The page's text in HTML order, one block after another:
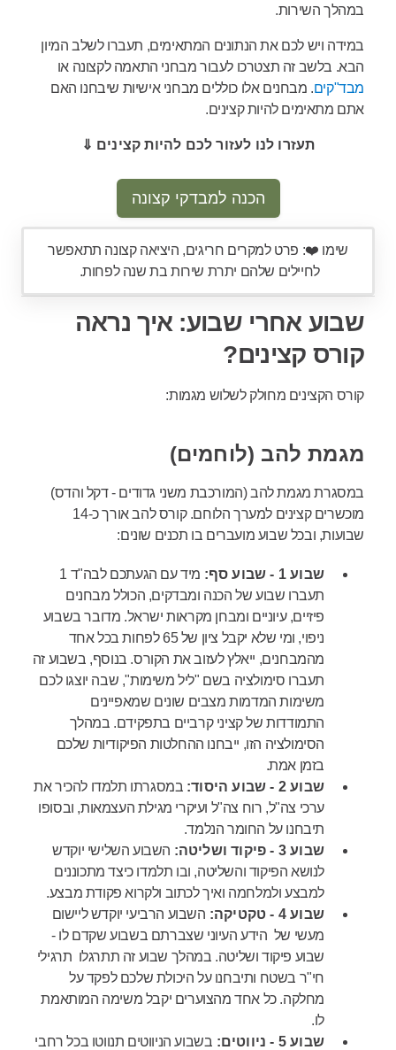
במהלך השירות.
במידה ויש לכם את הנתונים המתאימים, תעברו לשלב המיון
הבא. בלשב זה תצטרכו לעבור מבחני התאמה לקצונה או
מבד"קים. מבחנים אלו כוללים מבחני אישיות שיבחנו האם
אתם מתאימים להיות קצינים.
תעזרו לנו לעזור לכם להיות קצינים ⇓
הכנה למבדקי קצונה
שימו ❤️: פרט למקרים חריגים, היציאה קצונה תתאפשר
לחיילים שלהם יתרת שירות בת שנה לפחות.
שבוע אחרי שבוע: איך נראה
קורס קצינים?
קורס הקצינים מחולק לשלוש מגמות:
מגמת להב (לוחמים)
במסגרת מגמת להב (המורכבת משני גדודים - דקל והדס)
מוכשרים קצינים למערך הלוחם.
קורס להב אורך כ-14
שבועות, ובכל שבוע מועברים בו תכנים שונים:
שבוע 1 - שבוע סף:
מיד עם הגעתכם לבה"ד 1
תעברו שבוע של הכנה ומבדקים, הכולל מבחנים
פיזיים, עיוניים ומבחן מקראות ישראל. מדובר בשבוע
ניפוי, ומי שלא יקבל ציון של 65 לפחות בכל אחד
מהמבחנים, ייאלץ לעזוב את הקורס. בנוסף, בשבוע זה
תעברו סימולציה בשם "ליל משימות", שבה יוצגו לכם
משימות המדמות מצבים שונים שמאפיינים
התמודדות של קציני קרביים בתפקידם. במהלך
הסימולציה הזו, ייבחנו ההחלטות הפיקודיות שלכם
בזמן אמת.
שבוע 2 - שבוע היסוד:
במסגרתו תלמדו להכיר את
ערכי צה"ל, רוח צה"ל ועיקרי מגילת העצמאות, ובסופו
תיבחנו על החומר הנלמד.
שבוע 3 - פיקוד ושליטה:
השבוע השלישי יוקדש
לנושא הפיקוד והשליטה, ובו תלמדו כיצד מתכוננים
למבצע ולמלחמה ואיך לכתוב ולקרוא פקודת מבצע.
שבוע 4 - טקטיקה:
השבוע הרביעי יוקדש ליישום
מעשי של הידע העיוני שצברתם בשבוע שקדם לו -
שבוע פיקוד ושליטה. במהלך שבוע זה תתרגלו תרגילי
חי"ר בשטח ותיבחנו על היכולת שלכם לפקד על
מחלקה. כל אחד מהצוערים יקבל משימה המותאמת
לו.
שבוע 5 - ניווטים:
בשבוע הניווטים תנווטו בכל רחבי